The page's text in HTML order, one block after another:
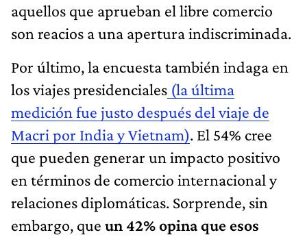
aquellos que aprueban el libre comercio
son reacios a una apertura indiscriminada.
Por último, la encuesta también indaga en
los viajes presidenciales (la última
medición fue justo después del viaje de
Macri por India y Vietnam). El 54% cree
que pueden generar un impacto positivo
en términos de comercio internacional y
relaciones diplomáticas. Sorprende, sin
embargo, que un 42% opina que esos